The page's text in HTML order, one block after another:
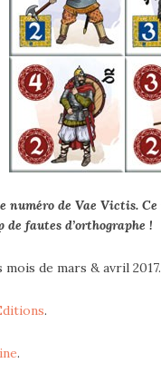
numéro de Vae Victis.
de fautes d’orthographe !
mois de mars & avril 2017.
.
.